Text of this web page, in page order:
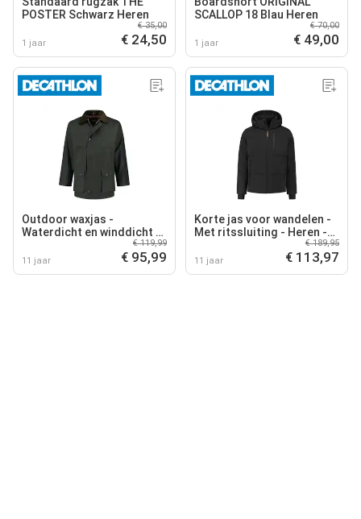
POSTER Schwarz Heren
1 jaar
€ 35,00
€ 24,50
SCALLOP 18 Blau Heren
1 jaar
€ 70,00
€ 49,00
Outdoor waxjas -
Waterdicht en winddicht -
11 jaar
€ 119,99
€ 95,99
Korte jas voor wandelen -
Met ritssluiting - Heren -
11 jaar
€ 189,95
€ 113,97